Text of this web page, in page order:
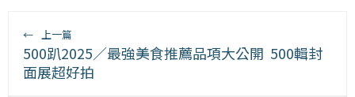
← 上一篇
500趴2025／最強美食推薦品項大公開 500輯封
面展超好拍